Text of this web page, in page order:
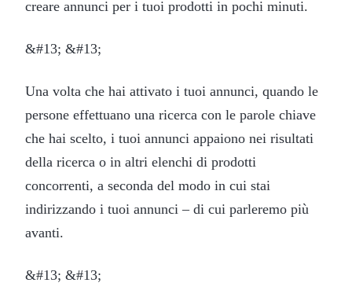
creare annunci per i tuoi prodotti in pochi minuti.
&#13; &#13;
Una volta che hai attivato i tuoi annunci, quando le
persone effettuano una ricerca con le parole chiave
che hai scelto, i tuoi annunci appaiono nei risultati
della ricerca o in altri elenchi di prodotti
concorrenti, a seconda del modo in cui stai
indirizzando i tuoi annunci – di cui parleremo più
avanti.
&#13; &#13;